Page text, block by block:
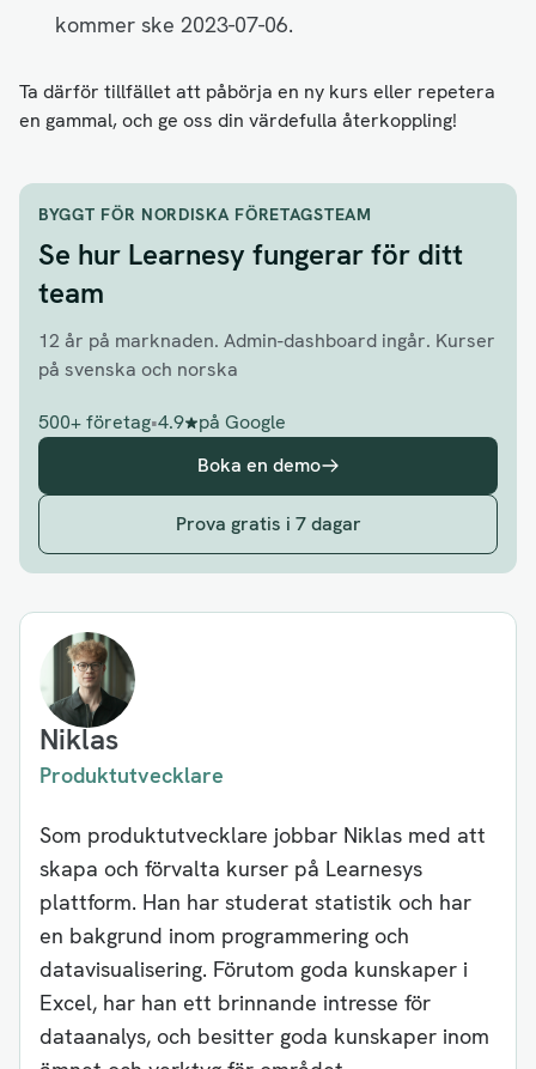
kommer ske 2023-07-06.
Ta därför tillfället att påbörja en ny kurs eller repetera
en gammal, och ge oss din värdefulla återkoppling!
BYGGT FÖR NORDISKA FÖRETAGSTEAM
Se hur Learnesy fungerar för ditt
team
12 år på marknaden. Admin-dashboard ingår. Kurser
på svenska och norska
500+ företag•4.9
på Google
Boka en demo
Prova gratis i 7 dagar
Niklas
Produktutvecklare
Som produktutvecklare jobbar Niklas med att
skapa och förvalta kurser på Learnesys
plattform. Han har studerat statistik och har
en bakgrund inom programmering och
datavisualisering. Förutom goda kunskaper i
Excel, har han ett brinnande intresse för
dataanalys, och besitter goda kunskaper inom